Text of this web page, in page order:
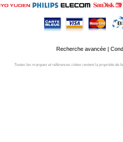
Recherche avancée|
Toutes les marques et références citées restent la propriété de